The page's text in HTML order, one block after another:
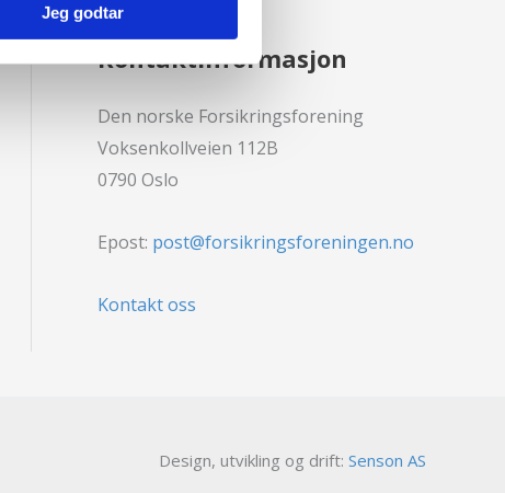
Jeg godtar
Kontaktinformasjon
Den norske Forsikringsforening
Voksenkollveien 112B
0790 Oslo
Epost: post@forsikringsforeningen.no
Kontakt oss
Design, utvikling og drift: Senson AS